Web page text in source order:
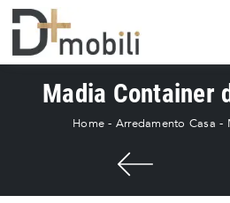
Madia Container
Home - Arredamento Casa -